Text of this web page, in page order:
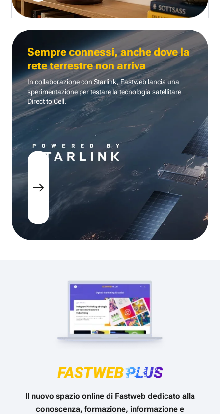
Sempre connessi, anche dove la
rete terrestre non arriva
In collaborazione con Starlink, Fastweb lancia una
sperimentazione per testare la tecnologia satellitare
Direct to Cell.
Il nuovo spazio online di Fastweb dedicato alla
conoscenza, formazione, informazione e